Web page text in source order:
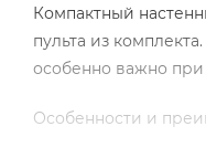
Компактный
пульта из
особенно важно
Особенности и